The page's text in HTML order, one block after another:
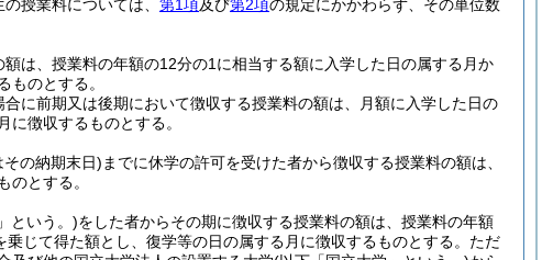
授業料については、 第1項及び第2項の規定にかかわらず、その単位数
は、授業料の年額の12分の1に相当する額に入学した日の属する月か
ものとする。
に前期又は後期において徴収する授業料の額は、月額に入学した日の
徴収するものとする。
の納期末日) までに休学の許可を受けた者から徴収する授業料の額は、
のとする。
という。)をした者からその期に徴収する授業料の額は、授業料の年額
じて得た額とし、復学等の日の属する月に徴収するものとする。 ただ